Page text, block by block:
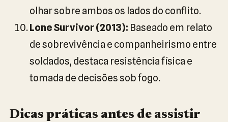
olhar sobre ambos os lados do conflito.
Lone Survivor (2013): Baseado em relato
de sobrevivência e companheirismo entre
soldados, destaca resistência física e
tomada de decisões sob fogo.
Dicas práticas antes de assistir